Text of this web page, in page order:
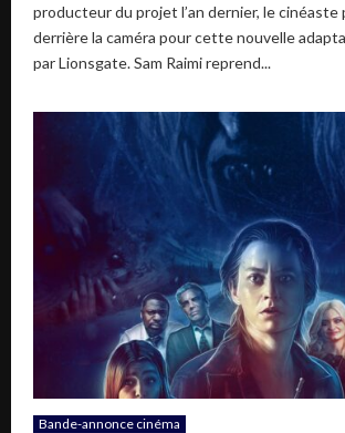
producteur du projet l’an dernier, le cinéaste
derrière la caméra pour cette nouvelle
par Lionsgate. Sam Raimi reprend...
Bande-annonce cinéma